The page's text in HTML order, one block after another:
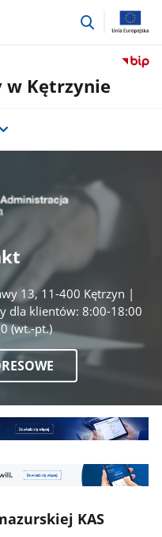
przejdź
w Kętrzynie
13, 11-400 Kętrzyn |
dla klientów: 8:00-18:00
(wt.-pt.)
KAS